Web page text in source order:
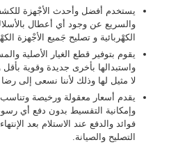
يستخدم أفضل وأحدث الأجْهزة
والسريع عن وجود أي أعطال
الكهْربائية و تصليح جَميع الأجْهزة
يقوم بتوفير قطع الغيار الأصلية
واستبدالها بأخرى جديدة وقوية
لا مثيل لها وذلك لأننا نسعى إلى رضا
يقدم أسعار معقولة ورخيصة
وإمكانية التقسيط بدون دفع أي
فوائد والدفع عند الاستلام بعد
التصليح والصيانة.